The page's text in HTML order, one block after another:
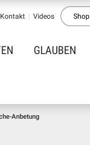
Kontakt Videos Shop
GLAUBEN
Anbetung